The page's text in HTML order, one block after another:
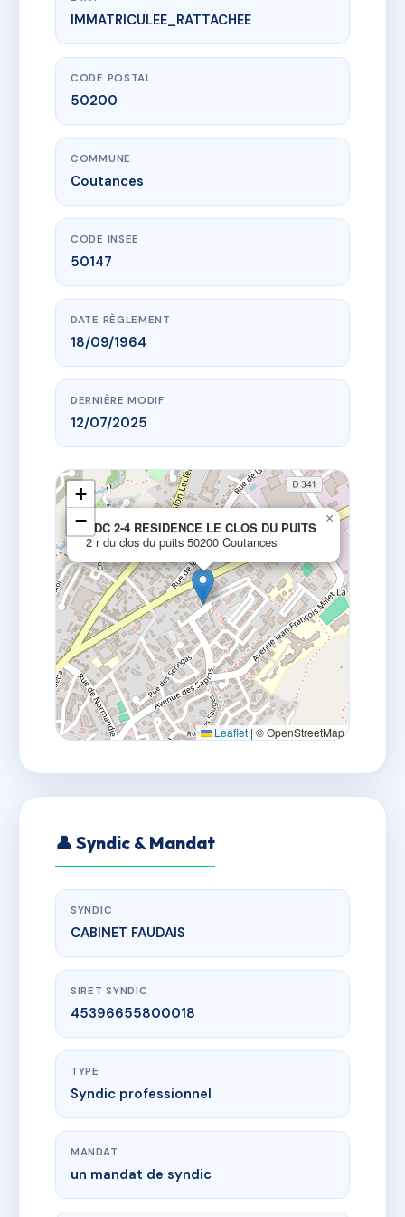
www.vme.plus/AE1788140
SDC 2-4 RESIDENCE LE CLOS DU PUITS
2 r du clos du puits
IMMATRICULEE_RATTACHEE
CODE POSTAL
50200
COMMUNE
Coutances
CODE INSEE
50147
DATE RÈGLEMENT
18/09/1964
DERNIÈRE MODIF.
12/07/2025
SDC 2-4 RESIDENCE LE CLOS DU PUITS
2 r du clos du puits 50200 Coutances
×
+
−
Leaflet | © OpenStreetMap
👤 Syndic & Mandat
SYNDIC
CABINET FAUDAIS
SIRET SYNDIC
45396655800018
TYPE
Syndic professionnel
MANDAT
un mandat de syndic